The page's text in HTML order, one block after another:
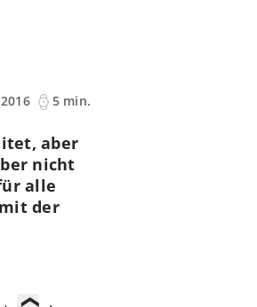
5 min.
aber
nicht
alle
der